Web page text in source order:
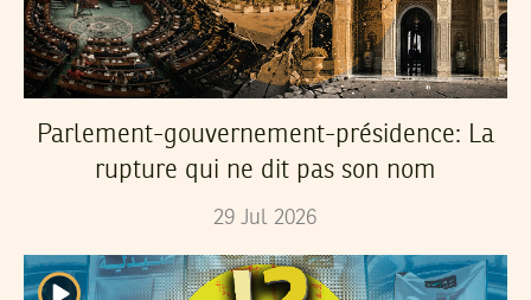
Parlement-gouvernement-présidence: La
rupture qui ne dit pas son nom
29 Jul 2026